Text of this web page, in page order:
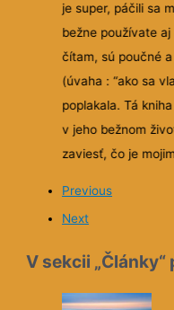
je super, páčili sa
bežne používate
čítam, sú poučné
(úvaha : “ako sa
poplakala. Tá
v jeho bežnom
zaviesť, čo je
Previous
Next
V sekcii